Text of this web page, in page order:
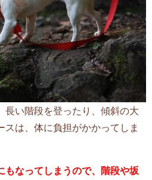
長い階段を登ったり、傾斜の大
スは、体に負担がかかってしま
もなってしまうので、階段や坂